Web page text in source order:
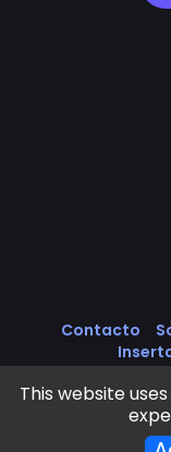
Contacto
Frivls
This website